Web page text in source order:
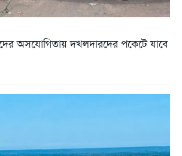
অসযোগিতায় দখলদারদের পকেটে যাবে